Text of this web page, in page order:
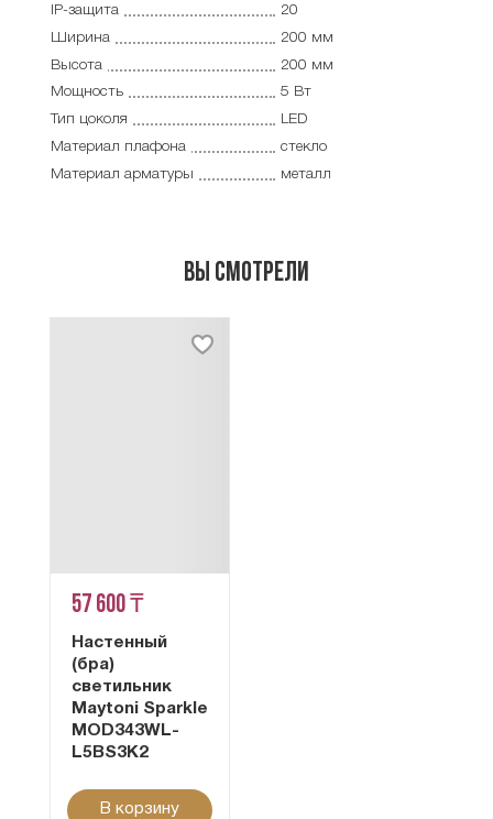
IP-защита
20
Ширина
200 мм
Высота
200 мм
Мощность
5 Вт
Тип цоколя
LED
Материал плафона
стекло
Материал арматуры
металл
Вы смотрели
57 600 ₸
Настенный
(бра)
светильник
Maytoni Sparkle
MOD343WL-
L5BS3K2
В корзину